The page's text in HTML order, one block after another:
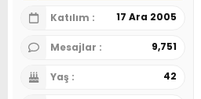
Katılım
17 Ara 2005
Mesajlar 9,751
Yaş 42